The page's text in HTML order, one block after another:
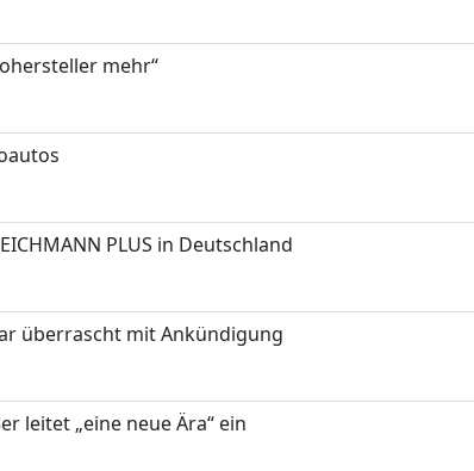
mehr“
PLUS in Deutschland
überrascht mit Ankündigung
leitet „eine neue Ära“ ein